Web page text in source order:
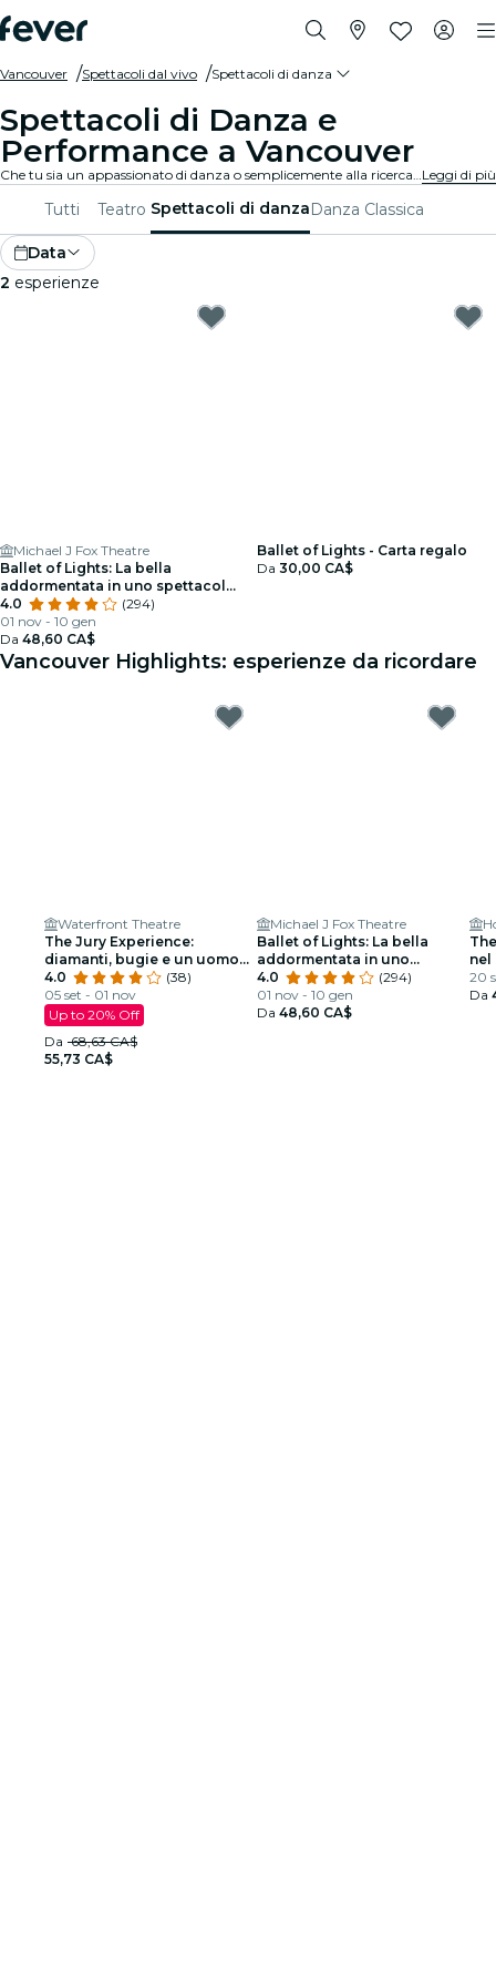
Vancouver Spettacoli dal vivo Spettacoli di danza
Spettacoli di Danza e
Performance a Vancouver
Che tu sia un appassionato di danza o semplicemente alla ricerca di una serata unica, Vancouver ha qualcosa da offrire per tutti. Dalla danza contemporanea al balletto, ci sono innumerevoli compagnie e produzioni tra cui scegliere.Leggi di più
Tutti Teatro Spettacoli di danzaDanza Classica
Data
2 esperienze
Michael J Fox Theatre
Ballet of Lights: La bella
addormentata in uno spettacolo
scintillante
4.0
(294)
01 nov - 10 gen
Da 48,60 CA$
Ballet of Lights - Carta regalo
Da 30,00 CA$
Vancouver Highlights: esperienze da ricordare
Waterfront Theatre
The Jury Experience:
diamanti, bugie e un uomo
morto
4.0
(38)
05 set - 01 nov
Up to 20% Off
Da 68,63 CA$
55,73 CA$
Michael J Fox Theatre
Ballet of Lights: La bella
addormentata in uno
spettacolo scintillante
4.0
(294)
01 nov - 10 gen
Da 48,60 CA$
nel
20
Da